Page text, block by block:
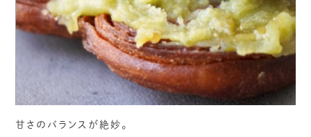
甘さのバランスが絶妙。